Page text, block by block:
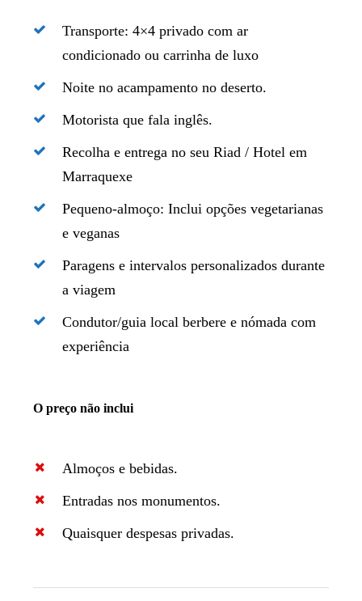
Transporte: 4×4 privado com ar
condicionado ou carrinha de luxo
Noite no acampamento no deserto.
Motorista que fala inglês.
Recolha e entrega no seu Riad / Hotel em
Marraquexe
Pequeno-almoço: Inclui opções vegetarianas
e veganas
Paragens e intervalos personalizados durante
a viagem
Condutor/guia local berbere e nómada com
experiência
O preço não inclui
Almoços e bebidas.
Entradas nos monumentos.
Quaisquer despesas privadas.